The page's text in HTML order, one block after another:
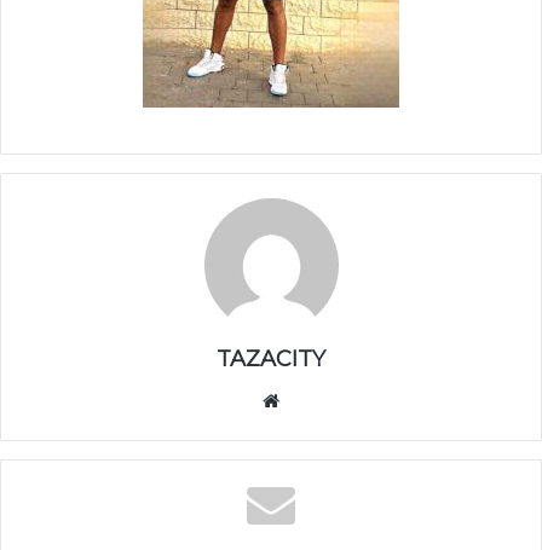
TAZACITY
الوي
ب